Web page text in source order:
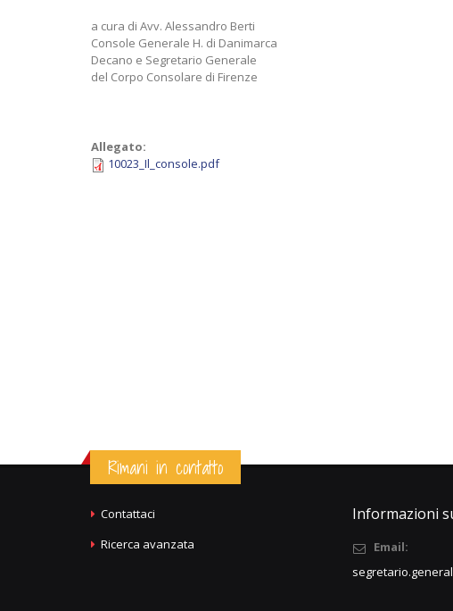
a cura di Avv. Alessandro Berti
Console Generale H. di Danimarca
Decano e Segretario Generale
del Corpo Consolare di Firenze
Allegato:
10023_Il_console.pdf
Rimani in contatto
Contattaci
Ricerca avanzata
Informazioni
Email: